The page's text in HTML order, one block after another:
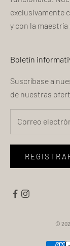
exclusivamente
y con la
Boletín
Suscríbase a
de nuestras
©